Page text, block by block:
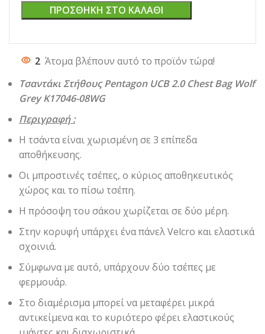
ΠΡΟΣΘΉΚΗ ΣΤΟ ΚΑΛΆΘΙ
2 Άτομα βλέπουν αυτό το προϊόν τώρα!
Τσαντάκι Στήθους Pentagon UCB 2.0 Chest Bag Wolf
Grey K17046-08WG
Περιγραφή :
Η τσάντα είναι χωρισμένη σε 3 επίπεδα
αποθήκευσης.
Οι μπροστινές τσέπες, ο κύριος αποθηκευτικός
χώρος και το πίσω τσέπη.
Η πρόσοψη του σάκου χωρίζεται σε δύο μέρη.
Στην κορυφή υπάρχει ένα πάνελ Velcro και ελαστικά
σχοινιά.
Σύμφωνα με αυτό, υπάρχουν δύο τσέπες με
φερμουάρ.
Στο διαμέρισμα μπορεί να μεταφέρει μικρά
αντικείμενα και το κυριότερο φέρει ελαστικούς